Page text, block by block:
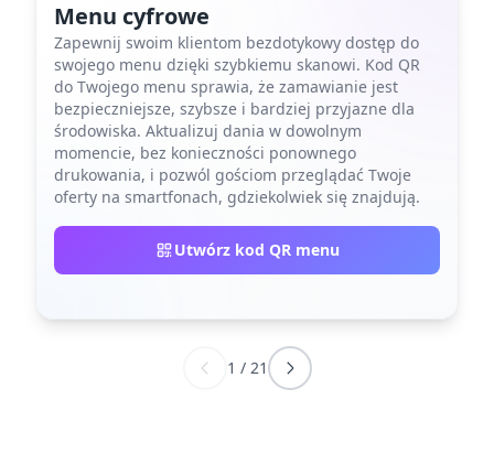
Menu cyfrowe
Zapewnij swoim klientom bezdotykowy dostęp do
swojego menu dzięki szybkiemu skanowi. Kod QR
do Twojego menu sprawia, że ​​zamawianie jest
bezpieczniejsze, szybsze i bardziej przyjazne dla
środowiska. Aktualizuj dania w dowolnym
momencie, bez konieczności ponownego
drukowania, i pozwól gościom przeglądać Twoje
oferty na smartfonach, gdziekolwiek się znajdują.
Utwórz kod QR menu
1 / 21